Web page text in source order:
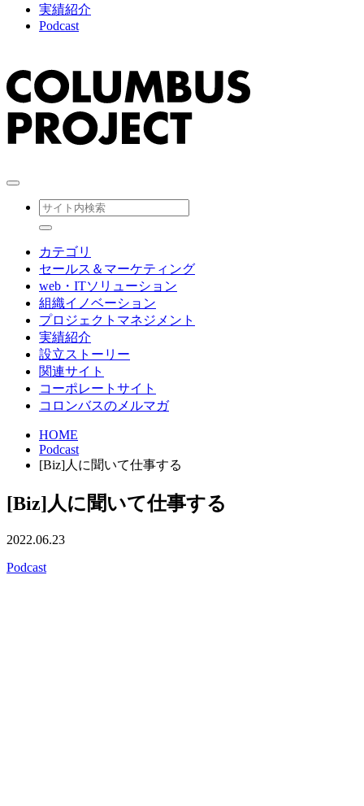
実績紹介
Podcast
カテゴリ
セールス＆マーケティング
web・ITソリューション
組織イノベーション
プロジェクトマネジメント
実績紹介
設立ストーリー
関連サイト
コーポレートサイト
コロンバスのメルマガ
HOME
Podcast
[Biz]人に聞いて仕事する
[Biz]人に聞いて仕事する
2022.06.23
Podcast